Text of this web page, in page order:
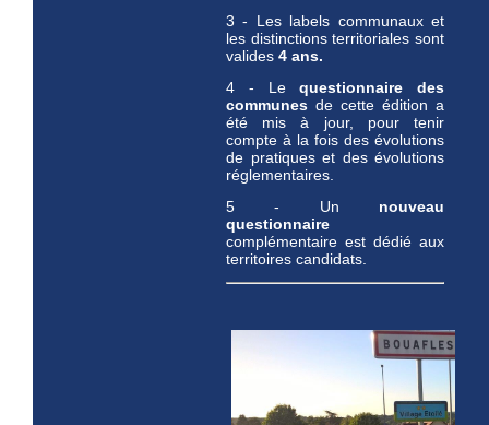
3 - Les labels communaux et
les distinctions territoriales sont
valides 4 ans.
4 - Lequestionnaire des
communes de cette édition a
été mis à jour, pour tenir
compte à la fois des évolutions
de pratiques et des évolutions
réglementaires.
5 - Un nouveau
questionnaire
complémentaire est dédié aux
territoires candidats.